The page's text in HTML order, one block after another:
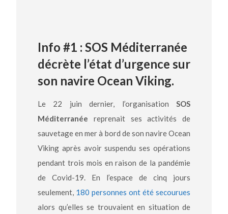
Info #1 : SOS Méditerranée
décrète l’état d’urgence sur
son navire Ocean Viking.
Le 22 juin dernier, l’organisation SOS
Méditerranée reprenait ses activités de
sauvetage en mer à bord de son navire Ocean
Viking après avoir suspendu ses opérations
pendant trois mois en raison de la pandémie
de Covid-19. En l’espace de cinq jours
seulement, 180 personnes ont été secourues
alors qu’elles se trouvaient en situation de